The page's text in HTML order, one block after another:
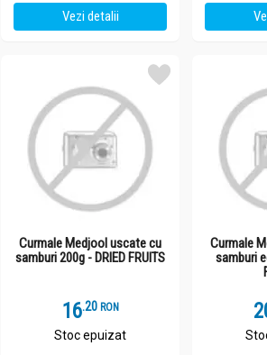
Vezi detalii
Curmale Medjool uscate cu
samburi 200g - DRIED FRUITS
16.2 RON
Stoc epuizat
Curmale
samburi